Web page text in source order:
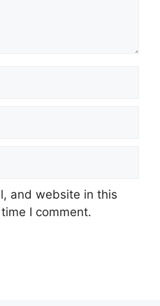
and website in this
I comment.